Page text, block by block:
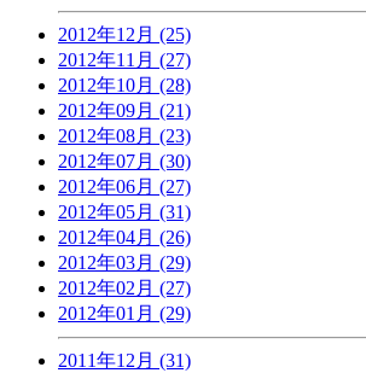
2012年12月 (25)
2012年11月 (27)
2012年10月 (28)
2012年09月 (21)
2012年08月 (23)
2012年07月 (30)
2012年06月 (27)
2012年05月 (31)
2012年04月 (26)
2012年03月 (29)
2012年02月 (27)
2012年01月 (29)
2011年12月 (31)